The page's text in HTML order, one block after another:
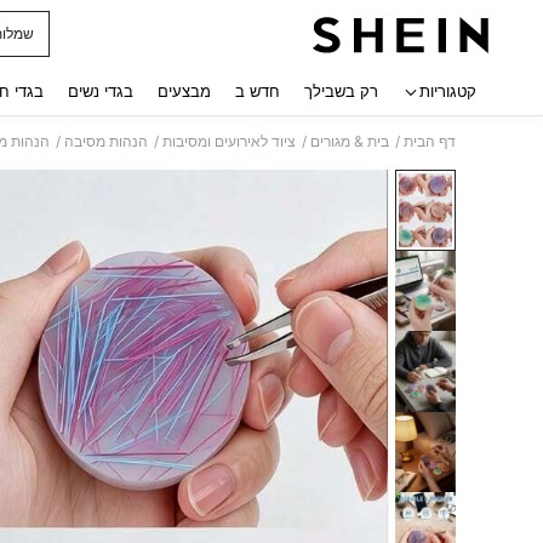
קטגוריות רק בשבילך חדש ב מבצעים בגדי נשים בגדי
דף הבית / בית & מגורים / ציוד לאירועים ומסיבות / הנהות מסיבה / הנהות